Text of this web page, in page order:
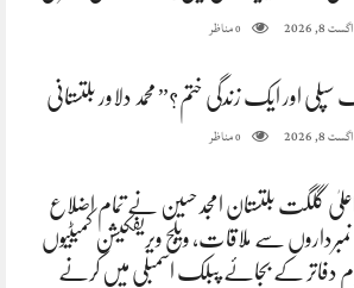
اگست 8, 2026 0مناظر
سپلی اور ایک زندگی ختم؟” محمد دلاور بلتستانی
اگست 8, 2026 0مناظر
اعلیٰ گلگت بلتستان امجد حسین نے تمام اضلاع
سے ملاقات، ویلج ویریفکیشن کمیٹیوں
دفاتر کے بجائے پبلک اسمبلی میں کرنے